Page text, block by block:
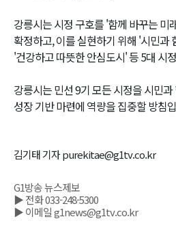
강릉시는 시정 구호를 '함께 바꾸는 미
확정하고, 이를 실현하기 위해 '시민과
'건강하고 따뜻한 안심도시' 등 5대 시
강릉시는 민선 9기 모든 시정을 시민
성장 기반 마련에 역량을 집중할 방침
김기태 기자 purekitae@g1tv.co.kr
G1방송 뉴스제보
▶ 전화 033-248-5300
▶ 이메일 g1news@g1tv.co.kr